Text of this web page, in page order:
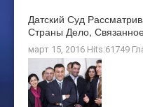
Датский Суд
Страны Дело,
март 15, 2016 Hits:61749